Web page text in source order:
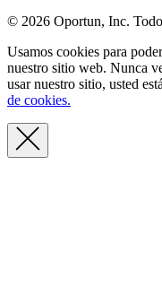
© 2026 Oportun, Inc.
Usamos cookies para
nuestro sitio web. Nunca
usar nuestro sitio, usted
de cookies.